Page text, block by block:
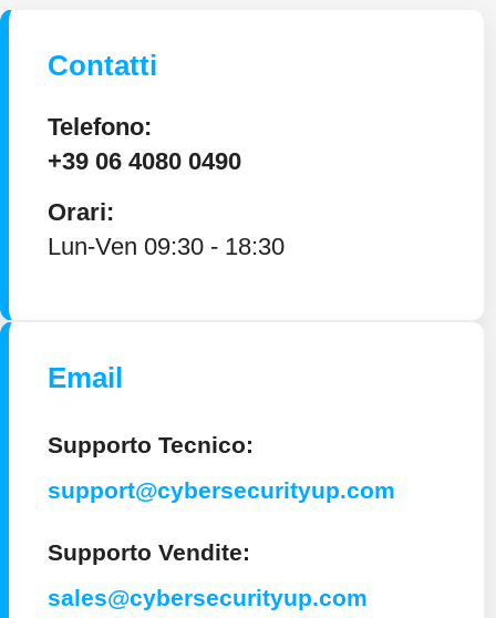
Contatti
Telefono:
+39 06 4080 0490
Orari:
Lun-Ven 09:30 - 18:30
Email
Supporto Tecnico:
support@cybersecurityup.com
Supporto Vendite:
sales@cybersecurityup.com